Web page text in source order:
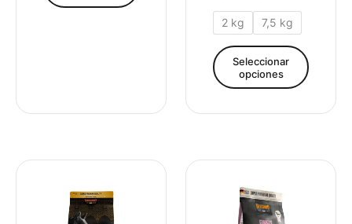
2 kg 7,5 kg
Seleccionar
opciones